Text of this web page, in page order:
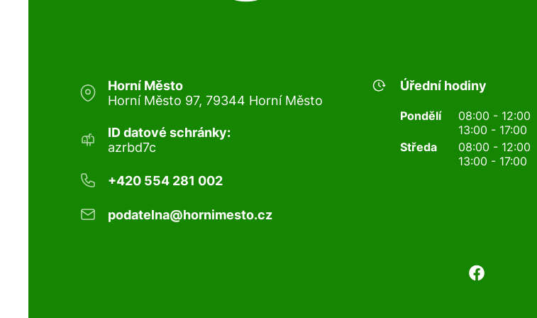
Horní Město
Horní Město 97, 79344 Horní Město
ID datové schránky:
azrbd7c
+420 554 281 002
podatelna@hornimesto.cz
Úřední hodiny
Pondělí
08:00 - 12:00
13:00 - 17:00
Středa
08:00 - 12:00
13:00 - 17:00